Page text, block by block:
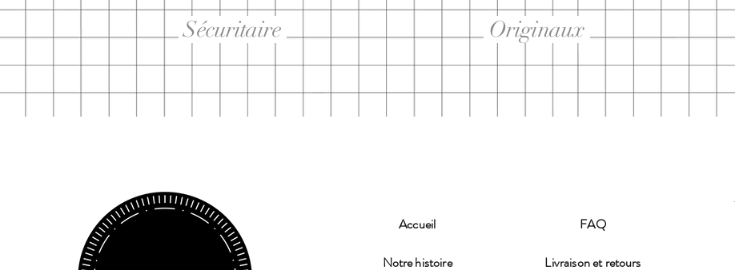
Sécuritaire Originaux
Accueil
Notre histoire
FAQ
Livraison et retours